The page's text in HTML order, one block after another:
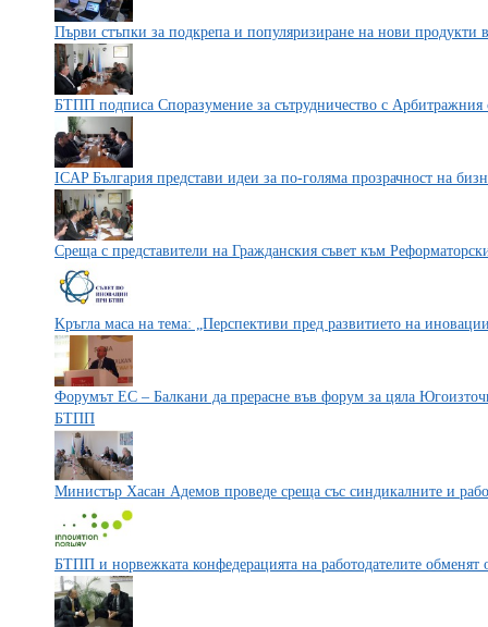
Първи стъпки за подкрепа и популяризиране на нови продукти
БТПП подписа Споразумение за сътрудничество с Арбитражния
ICAP България представи идеи за по-голяма прозрачност на
Среща с представители на Гражданския съвет към
Kръгла маса на тема: „Перспективи пред развитието на
Форумът ЕС – Балкани да прерасне във форум за цяла
БТПП
Министър Хасан Адемов проведе среща със синдикалните и
БТПП и норвежката конфедерацията на работодателите обменят